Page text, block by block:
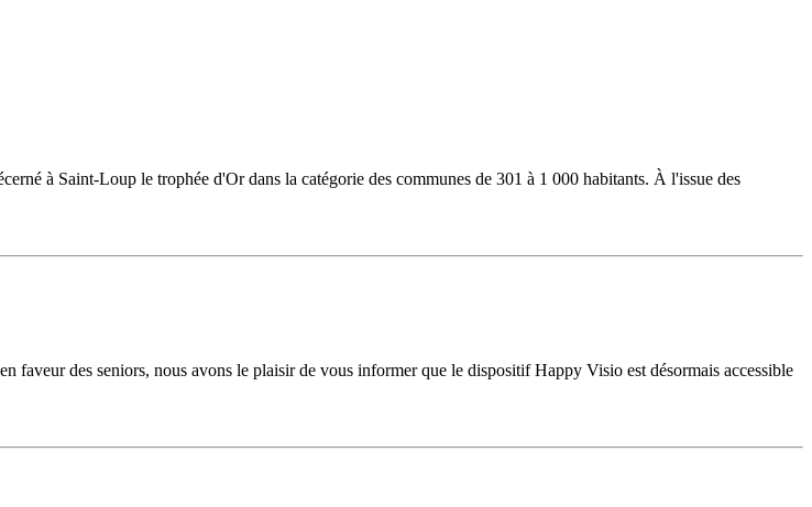
à Saint-Loup le trophée d'Or dans la catégorie des communes de 301 à 1 000 habitants. À l'issue des
des seniors, nous avons le plaisir de vous informer que le dispositif Happy Visio est désormais accessible